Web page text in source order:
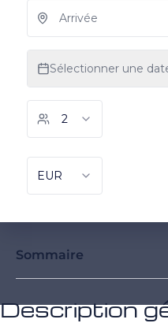
Sommaire
Description